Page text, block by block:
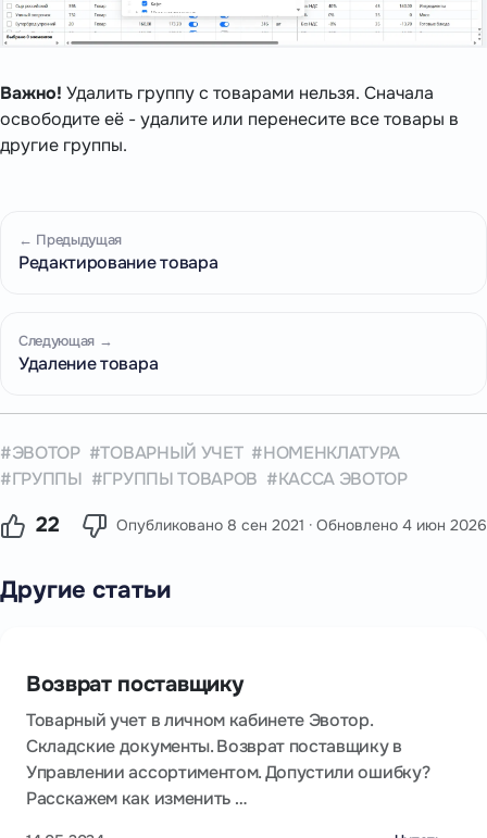
Важно! Удалить группу с товарами нельзя. Сначала
освободите её - удалите или перенесите все товары в
другие группы.
← Предыдущая
Редактирование товара
Следующая →
Удаление товара
ЭВОТОР ТОВАРНЫЙ УЧЕТ
НОМЕНКЛАТУРА
ГРУППЫ
ГРУППЫ ТОВАРОВ КАССА ЭВОТОР
22 Опубликовано 8 сен 2021 · Обновлено 4 июн 2026
Другие статьи
Возврат поставщику
Товарный учет в личном кабинете Эвотор.
Складские документы. Возврат поставщику в
Управлении ассортиментом. Допустили ошибку?
Расскажем как изменить …